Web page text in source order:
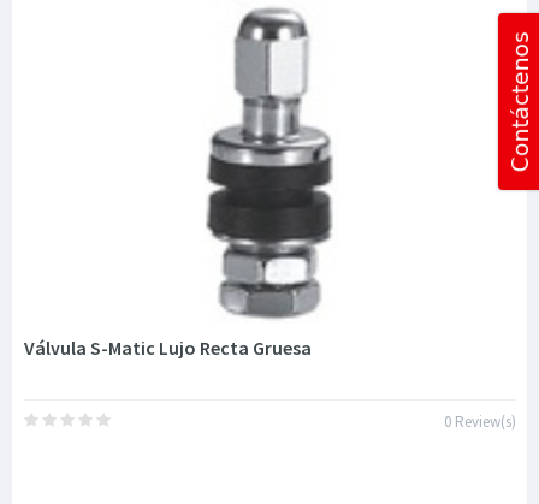
Válvula S-Matic Lujo Recta Gruesa
0 Review(s)